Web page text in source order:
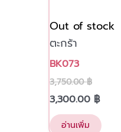
Out of stock
ตะกร้า
BK073
3,750.00฿
3,300.00 ฿
อ่านเพิ่ม